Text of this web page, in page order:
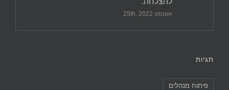
אוגוסט 25th, 2022
תגיות
פיתוח מנהלים